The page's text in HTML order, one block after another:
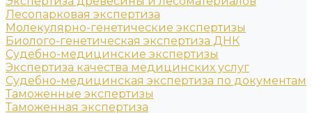
Лесопарковая экспертиза
Молекулярно-генетические экспертизы
Биолого-генетическая экспертиза ДНК
Судебно-медицинские экспертизы
Экспертиза качества медицинских услуг
Судебно-медицинская экспертиза по документам
Таможенные экспертизы
Таможенная экспертиза